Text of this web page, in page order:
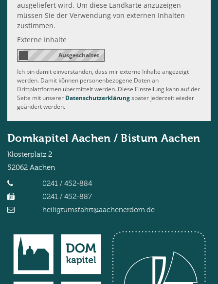
ausgeliefert wird. Um diese Landkarte anzuzeigen
müssen Sie der Verwendung von externen Inhalten
zustimmen.
Externe Inhalte
Ich bin damit einverstanden, dass mir externe Inhalte angezeigt
werden. Damit können personenbezogene Daten an
Drittplattformen übermittelt werden. Diese Einstellung kann auf der
Seite mit unserer Datenschutzerklärungspäter jederzeit wieder
geändert werden.
Domkapitel Aachen / Bistum Aachen
Klosterplatz 2
52062 Aachen
0241 / 452-884
0241 / 452-887
heiligtumsfahrt@aachenerdom.de